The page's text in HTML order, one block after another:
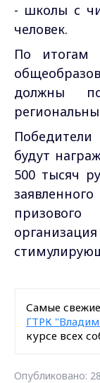
- школы с
человек.
По итогам
должны
будут
500 тысяч
Самые
ГТРК
курсе всех
Опубликовано: